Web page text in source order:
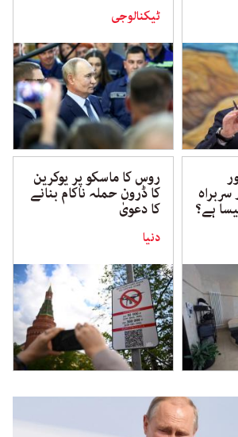
ٹیکنالوجی
ہے؟
روس کا ماسکو پر یوکرین
کا ڈرون حملہ ناکام بنانے
کا دعویٰ
دنیا